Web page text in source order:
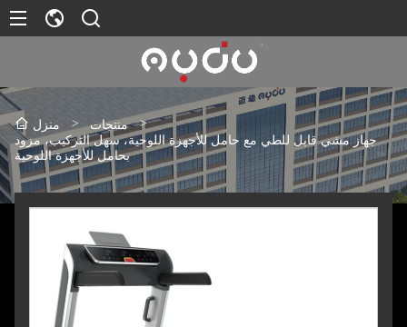
منزل > منتجات
>
جهاز مشي قابل للطي مع حامل للأجهزة اللوحية، سهل التركيب، مزود
بحامل للأجهزة اللوحية